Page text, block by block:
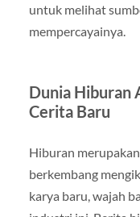
untuk melihat
mempercayainya.
Dunia Hiburan
Cerita Baru
Hiburan
berkembang
karya baru, wajah